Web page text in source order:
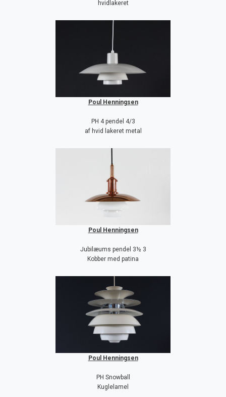
hvidlakeret
Poul Henningsen
PH 4 pendel 4/3
af hvid lakeret metal
Poul Henningsen
Jubilæums pendel 3½ 3
Kobber med patina
Poul Henningsen
PH Snowball
Kuglelamel